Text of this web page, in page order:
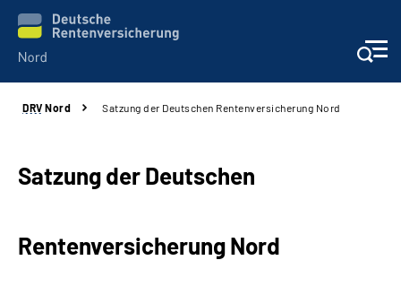
Aktuelles
Services
DRV Nord Satzung der Deutschen Rentenversicherung Nord
Satzung der Deutschen
Rentenversicherung Nord